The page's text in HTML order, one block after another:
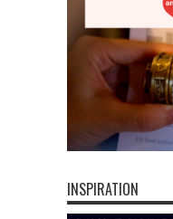
INSPIRATION